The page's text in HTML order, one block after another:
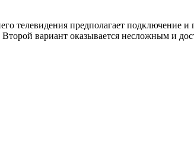
телевидения предполагает подключение
Второй вариант оказывается несложным и